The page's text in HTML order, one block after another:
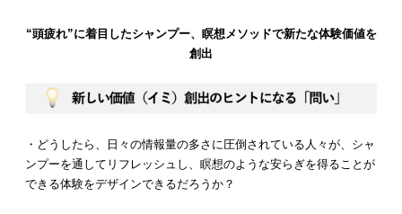
“頭疲れ”に着目したシャンプー、瞑想メソッドで新たな体験価値を
創出
・どうしたら、日々の情報量の多さに圧倒されている人々が、シャ
ンプーを通してリフレッシュし、瞑想のような安らぎを得ることが
できる体験をデザインできるだろうか？